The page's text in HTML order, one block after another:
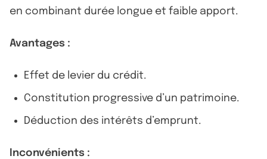
en combinant durée longue et faible apport.
Avantages :
Effet de levier du crédit.
Constitution progressive d’un patrimoine.
Déduction des intérêts d’emprunt.
Inconvénients :